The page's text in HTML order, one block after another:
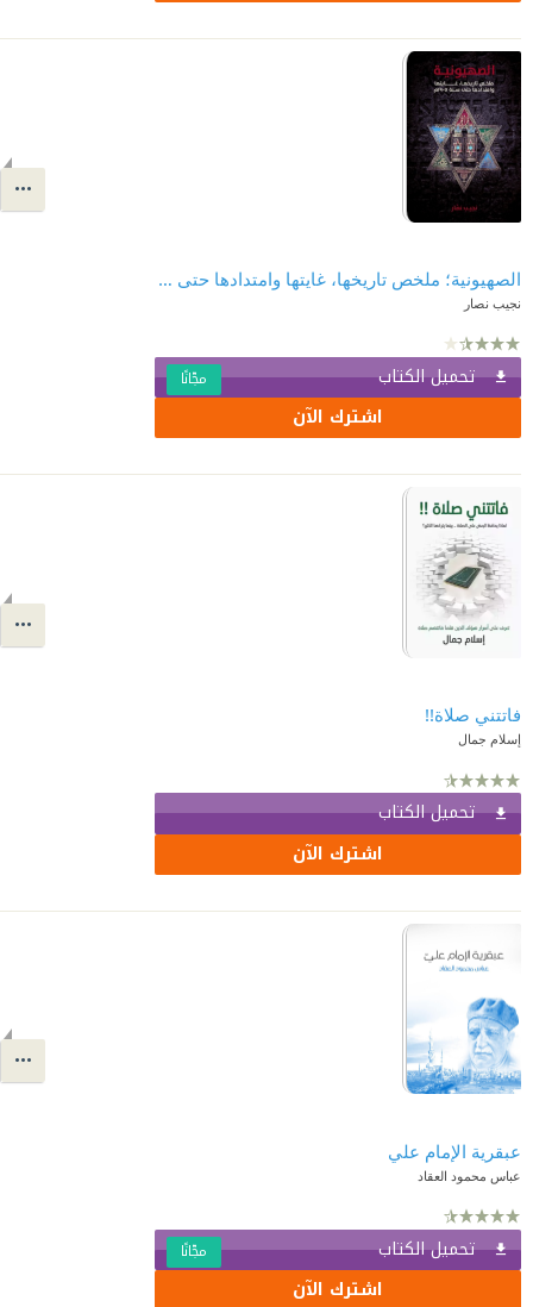
الصهيونية؛ ملخص تاريخها، غايتها وامتدادها حتى سنة 1905م
نجيب نصار
تحميل الكتاب مجّانًا
اشترك الآن
فاتتني صلاة!!
إسلام جمال
تحميل الكتاب
اشترك الآن
عبقرية الإمام علي
عباس محمود العقاد
تحميل الكتاب مجّانًا
اشترك الآن